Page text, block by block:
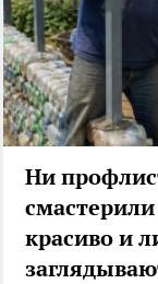
Ни
красиво и